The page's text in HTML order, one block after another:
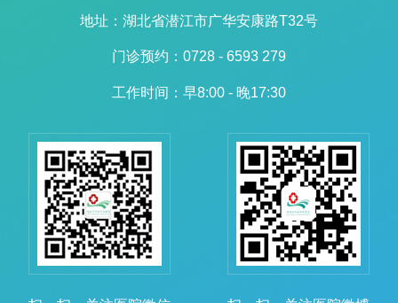
地址：湖北省潜江市广华安康路T32号
门诊预约：0728 - 6593 279
工作时间：早8:00 - 晚17:30